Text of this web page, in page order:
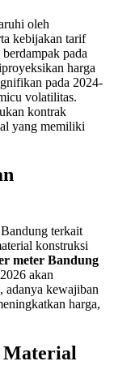
oleh
kebijakan tarif
pada
harga
pada 2024-
volatilitas.
kontrak
yang memiliki
terkait
konstruksi
meter Bandung
akan
adanya kewajiban
harga,
Material